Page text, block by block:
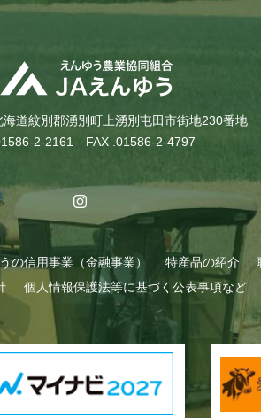
道紋別郡湧別町上湧別屯田市街地230番地
2-2161 FAX .01586-2-4797
の信用事業（金融事業） 特産品の紹介
個人情報保護法等に基づく公表事項など